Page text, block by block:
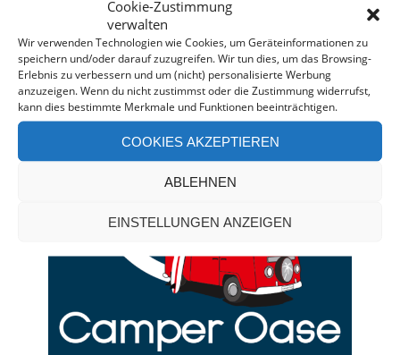
Cookie-Zustimmung
verwalten
Wir verwenden Technologien wie Cookies, um Geräteinformationen zu
speichern und/oder darauf zuzugreifen. Wir tun dies, um das Browsing-
Erlebnis zu verbessern und um (nicht) personalisierte Werbung
anzuzeigen. Wenn du nicht zustimmst oder die Zustimmung widerrufst,
kann dies bestimmte Merkmale und Funktionen beeinträchtigen.
COOKIES AKZEPTIEREN
ABLEHNEN
EINSTELLUNGEN ANZEIGEN
CAMPERVAN-BERATUNG*